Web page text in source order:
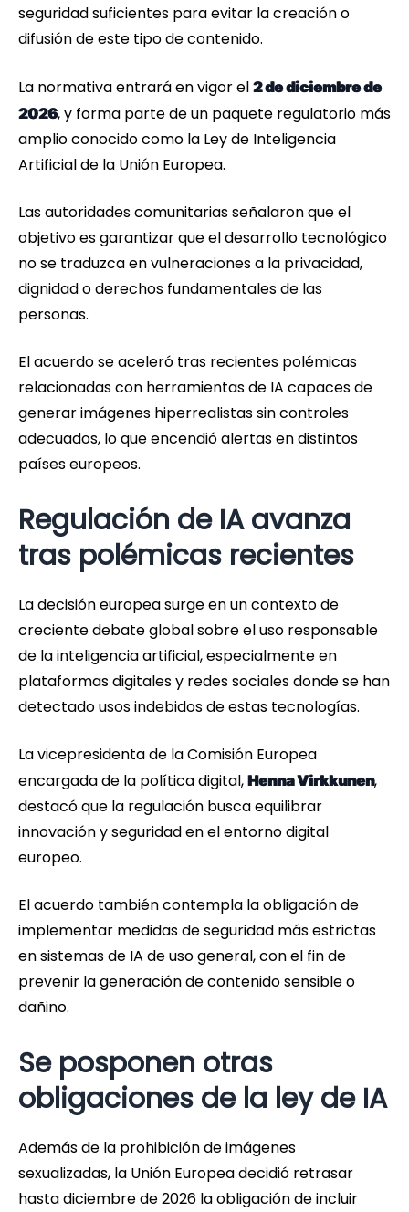
seguridad suficientes para evitar la creación o
difusión de este tipo de contenido.
La normativa entrará en vigor el 2 de diciembre de
2026, y forma parte de un paquete regulatorio más
amplio conocido como la Ley de Inteligencia
Artificial de la Unión Europea.
Las autoridades comunitarias señalaron que el
objetivo es garantizar que el desarrollo tecnológico
no se traduzca en vulneraciones a la privacidad,
dignidad o derechos fundamentales de las
personas.
El acuerdo se aceleró tras recientes polémicas
relacionadas con herramientas de IA capaces de
generar imágenes hiperrealistas sin controles
adecuados, lo que encendió alertas en distintos
países europeos.
Regulación de IA avanza
tras polémicas recientes
La decisión europea surge en un contexto de
creciente debate global sobre el uso responsable
de la inteligencia artificial, especialmente en
plataformas digitales y redes sociales donde se han
detectado usos indebidos de estas tecnologías.
La vicepresidenta de la Comisión Europea
encargada de la política digital, Henna Virkkunen,
destacó que la regulación busca equilibrar
innovación y seguridad en el entorno digital
europeo.
El acuerdo también contempla la obligación de
implementar medidas de seguridad más estrictas
en sistemas de IA de uso general, con el fin de
prevenir la generación de contenido sensible o
dañino.
Se posponen otras
obligaciones de la ley de IA
Además de la prohibición de imágenes
sexualizadas, la Unión Europea decidió retrasar
hasta diciembre de 2026 la obligación de incluir